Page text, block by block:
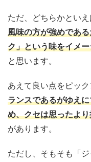
ただ、どちらかとい
風味の方が強めであ
ク」という味をイメ
と思います。
あえて良い点をピック
ランスであるがゆえ
め、クセは思ったよ
があります。
ただし、そもそも「